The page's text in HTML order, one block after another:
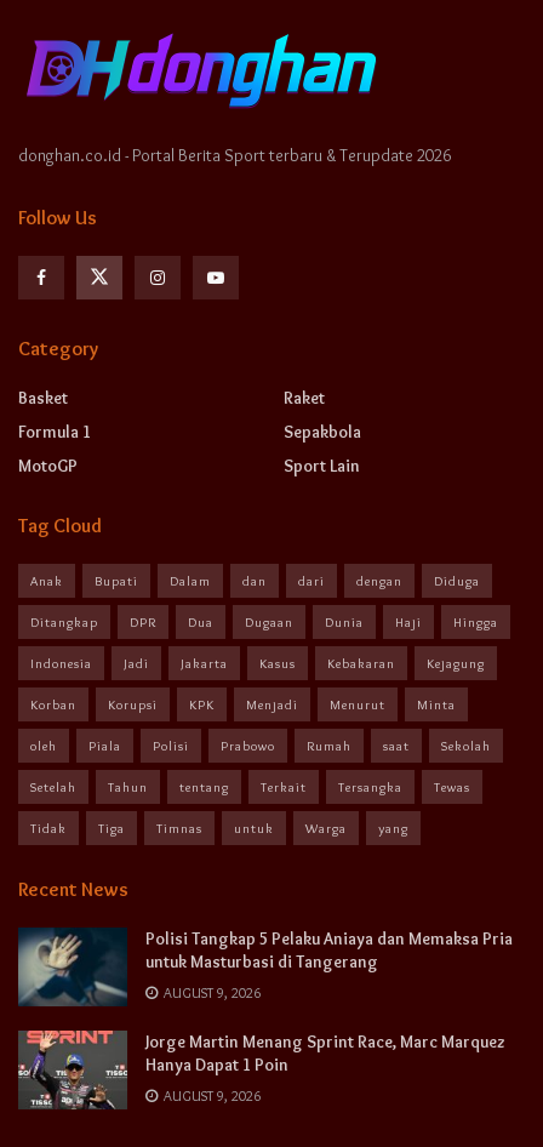
donghan.co.id - Portal Berita Sport terbaru & Terupdate 2026
Follow Us
Category
Basket
Formula 1
MotoGP
Raket
Sepakbola
Sport Lain
Tag Cloud
Anak Bupati Dalam dan dari dengan Diduga
Ditangkap DPR Dua Dugaan Dunia Haji Hingga
Indonesia Jadi Jakarta Kasus Kebakaran Kejagung
Korban Korupsi KPK Menjadi Menurut Minta
oleh Piala Polisi Prabowo Rumah saat Sekolah
Setelah Tahun tentang Terkait Tersangka Tewas
Tidak Tiga Timnas untuk Warga yang
Recent News
Polisi Tangkap 5 Pelaku Aniaya dan Memaksa Pria
untuk Masturbasi di Tangerang
AUGUST 9, 2026
Jorge Martin Menang Sprint Race, Marc Marquez
Hanya Dapat 1 Poin
AUGUST 9, 2026